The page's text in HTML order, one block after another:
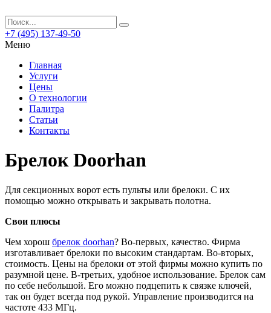
+7 (495) 137-49-50
Меню
Главная
Услуги
Цены
О технологии
Палитра
Статьи
Контакты
Брелок Doorhan
Для секционных ворот есть пульты или брелоки. С их
помощью можно открывать и закрывать полотна.
Свои плюсы
Чем хорош брелок doorhan? Во-первых, качество. Фирма
изготавливает брелоки по высоким стандартам. Во-вторых,
стоимость. Цены на брелоки от этой фирмы можно купить по
разумной цене. В-третьих, удобное использование. Брелок сам
по себе небольшой. Его можно подцепить к связке ключей,
так он будет всегда под рукой. Управление производится на
частоте 433 МГц.